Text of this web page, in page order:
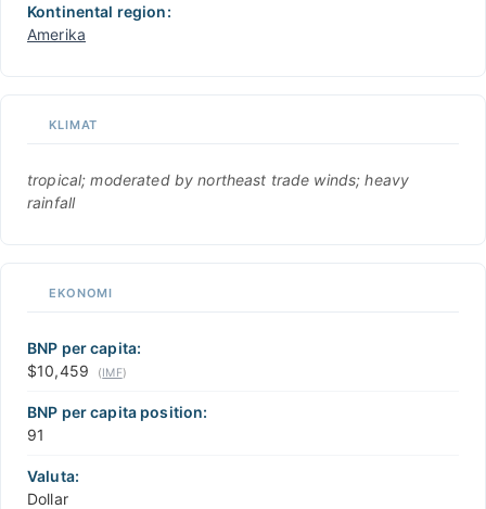
Kontinental region:
Amerika
KLIMAT
tropical; moderated by northeast trade winds; heavy
rainfall
EKONOMI
BNP per capita:
$10,459
(IMF)
BNP per capita position:
91
Valuta:
Dollar